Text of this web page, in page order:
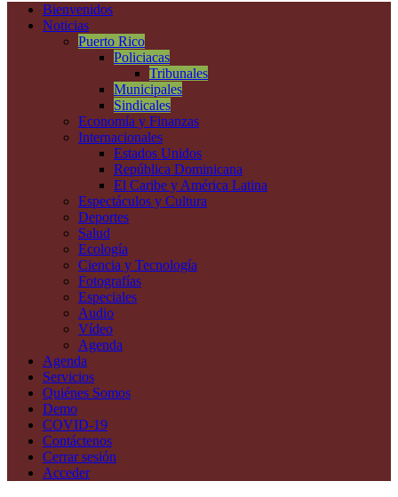
Bienvenidos
Noticias
Puerto Rico
Policiacas
Tribunales
Municipales
Sindicales
Economía y Finanzas
Internacionales
Estados Unidos
República Dominicana
El Caribe y América Latina
Espectáculos y Cultura
Deportes
Salud
Ecología
Ciencia y Tecnología
Fotografías
Especiales
Audio
Vídeo
Agenda
Agenda
Servicios
Quiénes Somos
Demo
COVID-19
Contáctenos
Cerrar sesión
Acceder